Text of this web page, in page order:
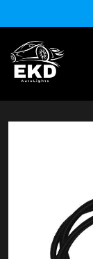
Lista de Precios